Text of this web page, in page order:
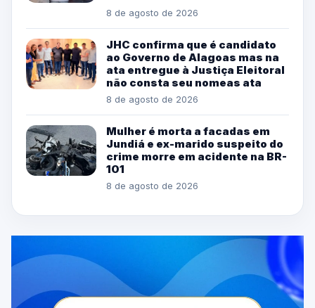
8 de agosto de 2026
JHC confirma que é candidato
ao Governo de Alagoas mas na
ata entregue à Justiça Eleitoral
não consta seu nomeas ata
8 de agosto de 2026
Mulher é morta a facadas em
Jundiá e ex-marido suspeito do
crime morre em acidente na BR-
101
8 de agosto de 2026